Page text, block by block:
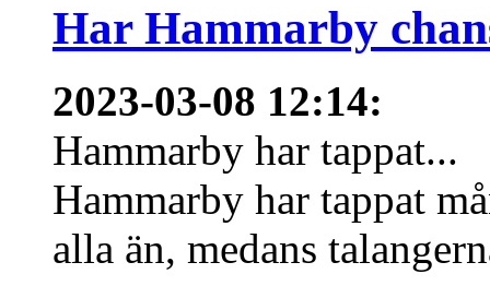
Har Hammarby
2023-03-08 12:14:
Hammarby har tappat...
Hammarby har tappat
alla än, medans